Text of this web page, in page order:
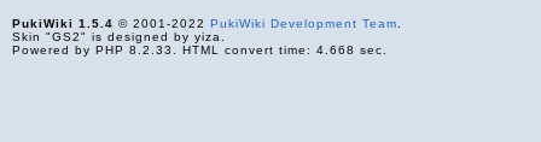
PukiWiki 1.5.4 © 2001-2022 PukiWiki Development Team
Skin "GS2" is designed by yiza.
Powered by PHP 8.2.33. HTML convert time: 4.668 sec.